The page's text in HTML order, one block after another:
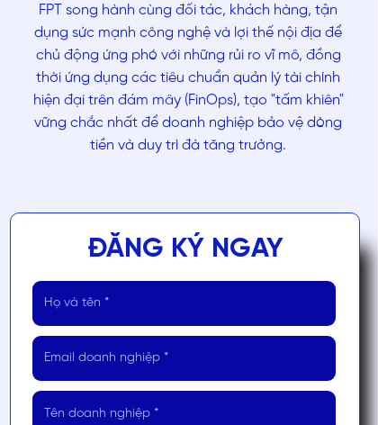
ĐĂNG KÝ NGAY
FPT song hành cùng đối tác, khách hàng, tận
dụng sức mạnh công nghệ và lợi thế nội địa để
chủ động ứng phó với những rủi ro vĩ mô, đồng
thời ứng dụng các tiêu chuẩn quản lý tài chính
hiện đại trên đám mây (FinOps), tạo "tấm khiên"
vững chắc nhất để doanh nghiệp bảo vệ dòng
tiền và duy trì đà tăng trưởng.